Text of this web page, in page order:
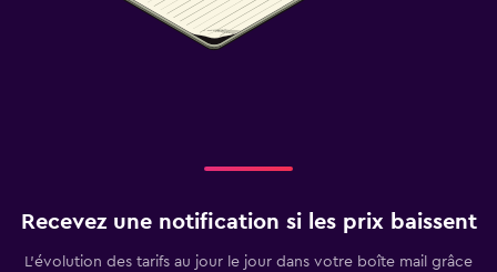
Recevez une notification si les prix baissent
L’évolution des tarifs au jour le jour dans votre boîte mail grâce